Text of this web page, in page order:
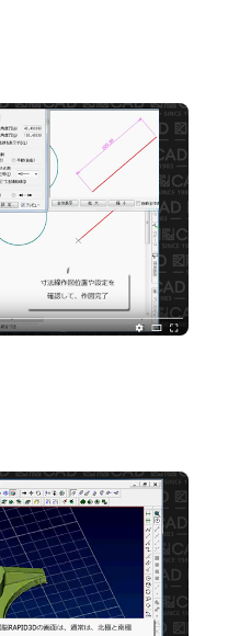
“寸法” 作図
定を解除するには